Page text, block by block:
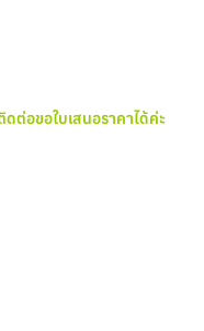
ต่อขอใบเสนอราคาได้ค่ะ